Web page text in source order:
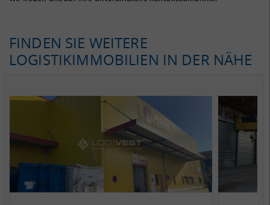
FINDEN SIE WEITERE
LOGISTIKIMMOBILIEN IN DER NÄHE